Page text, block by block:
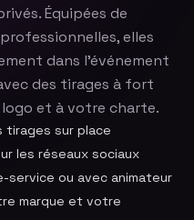
Équipées de
elles
dans l'événement
des tirages à fort
et à votre charte.
tirages sur place
les réseaux sociaux
ou avec animateur
marque et votre